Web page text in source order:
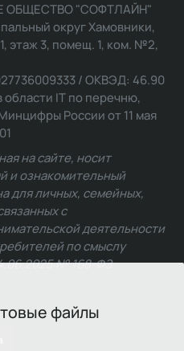
файлы
ОБЩЕСТВО "СОФТЛАЙН"
округ Хамовники,
этаж 3, помещ. 1, ком. №2,
/ ОКВЭД: 46.90
области IT по перечню,
России от 11 мая
на сайте, носит
и ознакомительный
для личных, семейных,
с
деятельности
по смыслу
№ 168-ФЗ.